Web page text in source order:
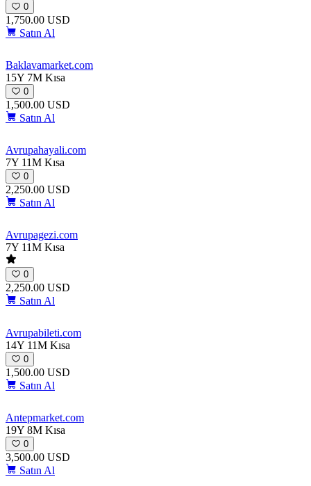
0
1,750.00 USD
Satın Al
Baklavamarket.com
15Y 7M Kısa
0
1,500.00 USD
Satın Al
Avrupahayali.com
7Y 11M Kısa
0
2,250.00 USD
Satın Al
Avrupagezi.com
7Y 11M Kısa
0
2,250.00 USD
Satın Al
Avrupabileti.com
14Y 11M Kısa
0
1,500.00 USD
Satın Al
Antepmarket.com
19Y 8M Kısa
0
3,500.00 USD
Satın Al